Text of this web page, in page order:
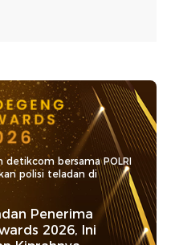
detikcom bersama POLRI
polisi teladan di
Penerima
2026, Ini